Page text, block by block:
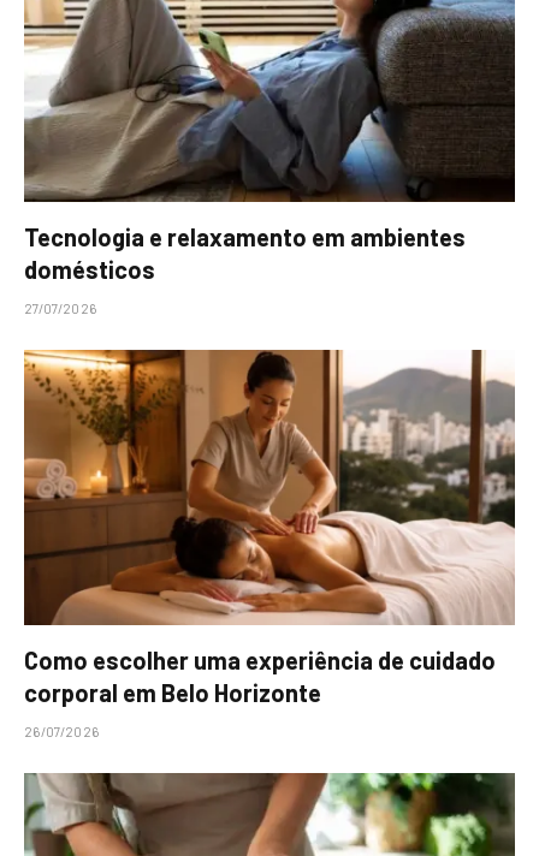
Tecnologia e relaxamento em ambientes
domésticos
27/07/2026
Como escolher uma experiência de cuidado
corporal em Belo Horizonte
26/07/2026